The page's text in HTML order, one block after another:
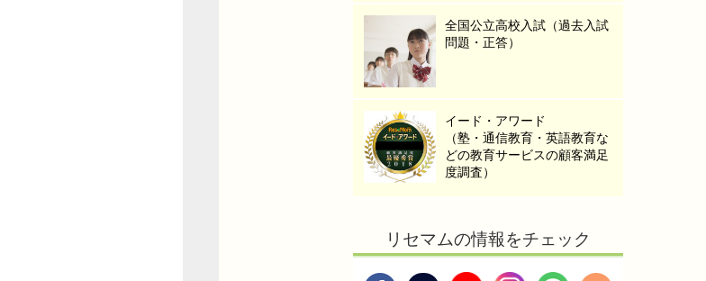
全国公立高校入試（過去入試
問題・正答）
イード・アワード
（塾・通信教育・英語教育な
どの教育サービスの顧客満足
度調査）
リセマムの情報をチェック